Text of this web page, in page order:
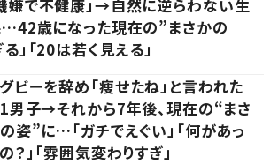
嫌で不健康」→自然に逆らわない生
歳になった現在の”まさかの
」「20は若く見える」
ビーを辞め「痩せたね」と言われた
男子→それから7年後、現在の“まさ
姿”に…「ガチでえぐい」「何があっ
？」「雰囲気変わりすぎ」